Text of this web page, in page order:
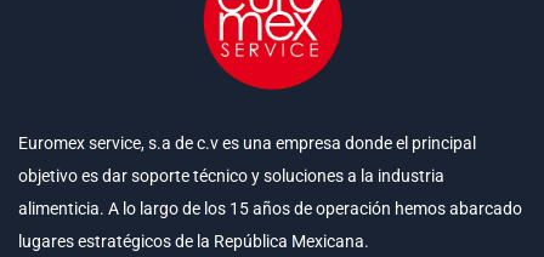
Euromex service, s.a de c.v es una empresa donde el principal
objetivo es dar soporte técnico y soluciones a la industria
alimenticia. A lo largo de los 15 años de operación hemos abarcado
lugares estratégicos de la República Mexicana.